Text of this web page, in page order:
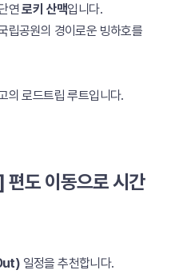
연로키 산맥입니다.
립공원의 경이로운 빙하호를
의 로드트립 루트입니다.
편도 이동으로 시간
일정을 추천합니다.